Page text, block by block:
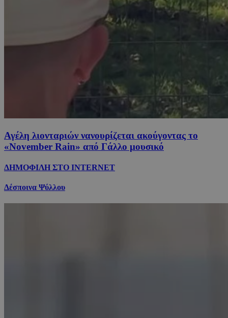
Αγέλη λιονταριών νανουρίζεται ακούγοντας το
«November Rain» από Γάλλο μουσικό
ΔΗΜΟΦΙΛΗ ΣΤΟ INTERNET
Δέσποινα Ψύλλου